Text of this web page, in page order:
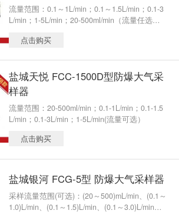
流量范围：0.1～1L/min；0.1～1.5L/min；0.1-3
L/min；1-5L/min；20-500ml/min（流量任选一
点击购买
盐城天悦 FCC-1500D型防爆大气采
样器
流量范围：20-500ml/min；0.1-1L/min；0.1-1.5
L/min；0.1-3L/min；1-5L/min(流量可选）
点击购买
盐城银河 FCG-5型 防爆大气采样器
采样流量范围(可选)：(20～500)mL/min、(0.1～
1.0)L/min、(0.1～1.5)L/min、(0.1～3.0)L/min、